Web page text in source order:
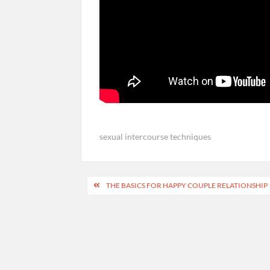
sexual intercourse techniques
PostTHE BASICS FOR HAPPY COUPLE RELATIONSHIP